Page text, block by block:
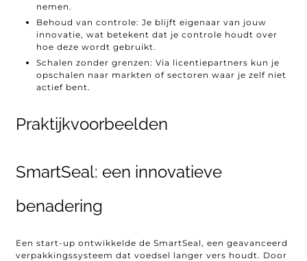
nemen.
Behoud van controle: Je blijft eigenaar van jouw
innovatie, wat betekent dat je controle houdt over
hoe deze wordt gebruikt.
Schalen zonder grenzen: Via licentiepartners kun je
opschalen naar markten of sectoren waar je zelf niet
actief bent.
Praktijkvoorbeelden
SmartSeal: een innovatieve
benadering
Een start-up ontwikkelde de SmartSeal, een geavanceerd
verpakkingssysteem dat voedsel langer vers houdt. Door